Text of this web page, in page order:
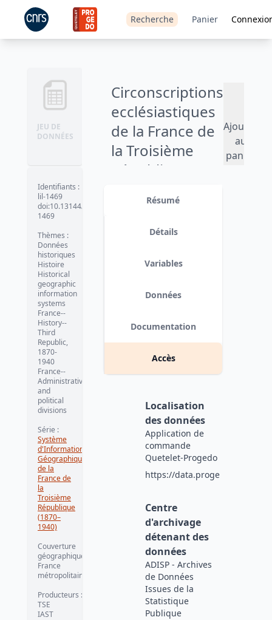
Recherche Panier
JEU DE
DONNÉES
Circonscriptions
ecclésiastiques
de la France de
la Troisième
République -
Ajouter
au
panier
Identifiants :
lil-1469
doi:10.13144/lil-
1469
Thèmes :
Données
historiques
Histoire
Historical
geographic
information
systems
France--
History--
Third
Republic,
1870-
1940
France--
Administrative
and
political
divisions
Série :
Système
d'Information
Géographique
de la
France de
la
Troisième
République
(1870–
1940)
Couverture
géographique
France
métropolitaine
Producteurs :
TSE
IAST
Résumé
Détails
Variables
Données
Documentation
Accès
Localisation
des données
Application de
commande
Quetelet-Progedo
https://data.progedo.fr
Centre
d'archivage
détenant des
données
ADISP - Archives
de Données
Issues de la
Statistique
Publique